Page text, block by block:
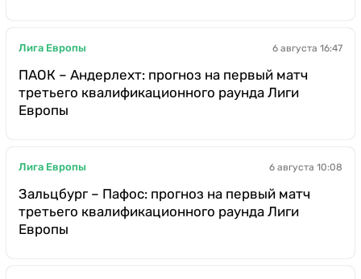
Лига Европы 6 августа 16:47
ПАОК – Андерлехт: прогноз на первый матч
третьего квалификационного раунда Лиги
Европы
Лига Европы 6 августа 10:08
Зальцбург – Пафос: прогноз на первый матч
третьего квалификационного раунда Лиги
Европы